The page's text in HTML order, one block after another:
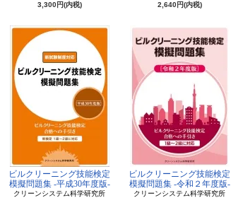
3,300円(内税)
2,640円(内税)
ビルクリーニング技能検定
模擬問題集 -平成30年度版-
クリーンシステム科学研究所
ビルクリーニング技能検定
模擬問題集 -令和２年度版-
クリーンシステム科学研究所